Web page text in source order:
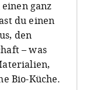
ganz
du einen
den
– was
Bio-Küche.